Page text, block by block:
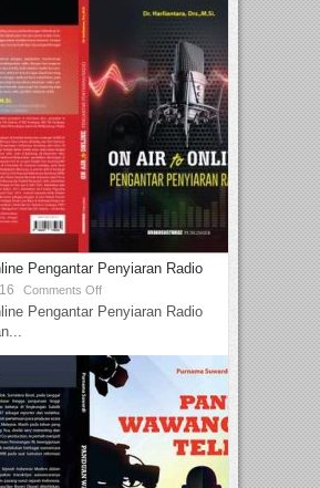
Pengantar Penyiaran Radio
Comments Off
Pengantar Penyiaran Radio